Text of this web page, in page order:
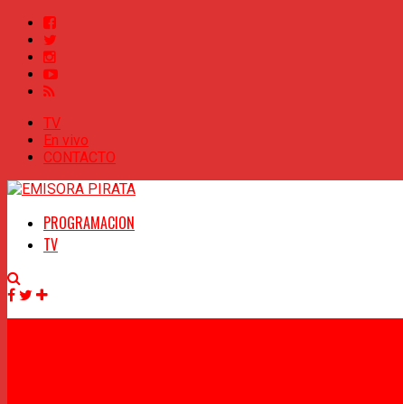
TV
En vivo
CONTACTO
PROGRAMACION
TV